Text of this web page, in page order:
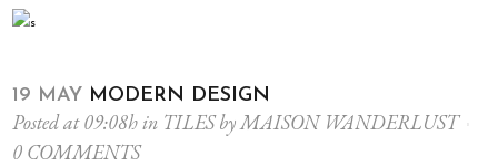
19 MAY MODERN DESIGN
Posted at 09:08hin TILES byMAISON WANDERLUST
0 COMMENTS